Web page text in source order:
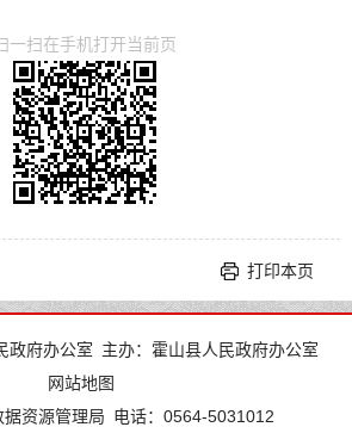
一扫在手机打开当前页
打印本页
政府办公室 主办：霍山县人民政府办公室
网站地图
资源管理局 电话：0564-5031012